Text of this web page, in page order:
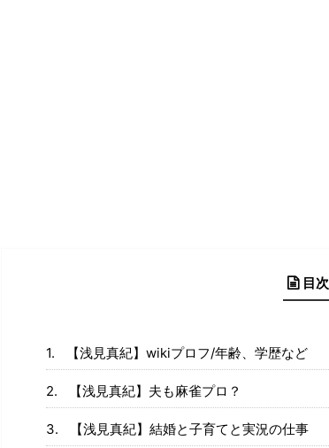
目次
【浅見真紀】wikiプロフ/年齢、学歴など
【浅見真紀】夫も麻雀プロ？
【浅見真紀】結婚と子育てと実況の仕事